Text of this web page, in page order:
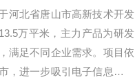
河北省唐山市高新技术开发
万平米，主力产品为研发
满足不同企业需求。项目依
进一步吸引电子信息、精